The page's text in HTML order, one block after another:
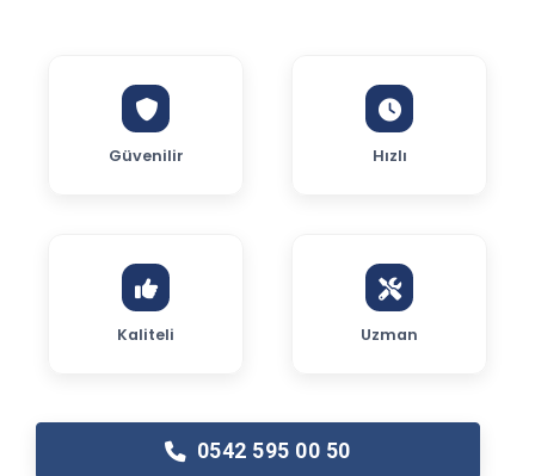
Güvenilir Hızlı
Kaliteli Uzman
0542 595 00 50